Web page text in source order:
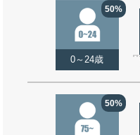
50%
0～24歳
50%